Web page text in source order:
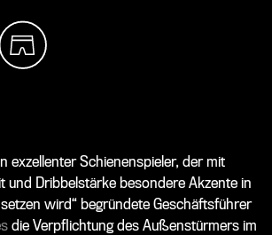
exzellenter Schienenspieler, der mit
und Dribbelstärke besondere Akzente in
wird“ begründete Geschäftsführer
die Verpflichtung des Außenstürmers im